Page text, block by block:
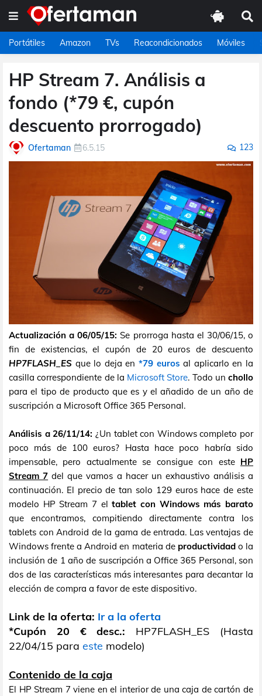
Portátiles Amazon TVs Reacondicionados Móviles
HP Stream 7. Análisis a
fondo (*79 €, cupón
descuento prorrogado)
Ofertaman 6.5.15 123
Actualización a 06/05/15: Se prorroga hasta el 30/06/15, o
fin de existencias, el cupón de 20 euros de descuento
HP7FLASH_ES que lo deja en *79 euros al aplicarlo en la
casilla correspondiente de la Microsoft Store. Todo un chollo
para el tipo de producto que es y el añadido de un año de
suscripción a Microsoft Office 365 Personal.
Análisis a 26/11/14: ¿Un tablet con Windows completo por
poco más de 100 euros? Hasta hace poco habría sido
impensable, pero actualmente se consigue con este HP
Stream 7 del que vamos a hacer un exhaustivo análisis a
continuación. El precio de tan solo 129 euros hace de este
modelo HP Stream 7 eltablet con Windows más barato
que encontramos, compitiendo directamente contra los
tablets con Android de la gama de entrada. Las ventajas de
Windows frente a Android en materia de productividado la
inclusión de 1 año de suscripción a Office 365 Personal, son
dos de las características más interesantes para decantar la
elección de compra a favor de este dispositivo.
Link de la oferta: Ir a la oferta
*Cupón 20 € desc.: HP7FLASH_ES (Hasta
22/04/15 para este modelo)
Contenido de la caja
El HP Stream 7 viene en el interior de una caja de cartón de